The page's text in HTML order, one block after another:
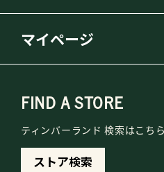
マイページ
FIND A STORE
ティンバーランド 検索はこち
ストア検索